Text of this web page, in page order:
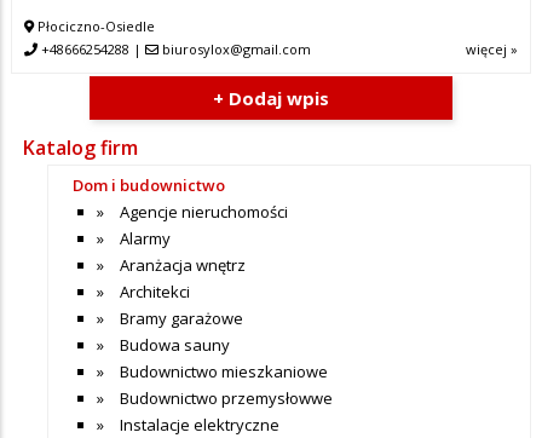
Płociczno-Osiedle
+48666254288 | biurosylox@gmail.com więcej »
+ Dodaj wpis
Katalog firm
Dom i budownictwo
Agencje nieruchomości
Alarmy
Aranżacja wnętrz
Architekci
Bramy garażowe
Budowa sauny
Budownictwo mieszkaniowe
Budownictwo przemysłowwe
Instalacje elektryczne